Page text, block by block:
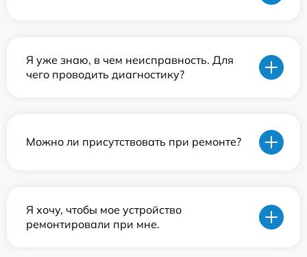
Я уже знаю, в чем неисправность. Для
чего проводить диагностику?
Можно ли присутствовать при ремонте?
Я хочу, чтобы мое устройство
ремонтировали при мне.